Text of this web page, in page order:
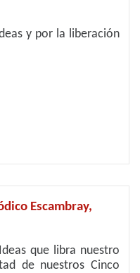
y por la liberación
Escambray,
que libra nuestro
de nuestros Cinco